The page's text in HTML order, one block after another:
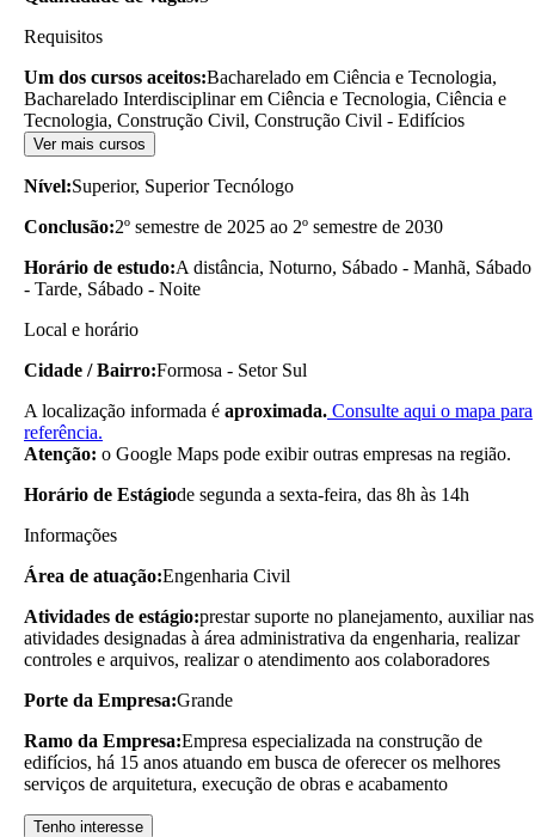
Requisitos
Um dos cursos aceitos:Bacharelado em Ciência e Tecnologia,
Bacharelado Interdisciplinar em Ciência e Tecnologia, Ciência e
Tecnologia, Construção Civil, Construção Civil - Edifícios
Ver mais cursos
Nível:Superior, Superior Tecnólogo
Conclusão:2º semestre de 2025 ao 2º semestre de 2030
Horário de estudo:A distância, Noturno, Sábado - Manhã, Sábado
- Tarde, Sábado - Noite
Local e horário
Cidade / Bairro:Formosa - Setor Sul
A localização informada é aproximada. Consulte aqui o mapa para
referência.
Atenção: o Google Maps pode exibir outras empresas na região.
Horário de Estágiode segunda a sexta-feira, das 8h às 14h
Informações
Área de atuação:Engenharia Civil
Atividades de estágio:prestar suporte no planejamento, auxiliar nas
atividades designadas à área administrativa da engenharia, realizar
controles e arquivos, realizar o atendimento aos colaboradores
Porte da Empresa:Grande
Ramo da Empresa:Empresa especializada na construção de
edifícios, há 15 anos atuando em busca de oferecer os melhores
serviços de arquitetura, execução de obras e acabamento
Tenho interesse